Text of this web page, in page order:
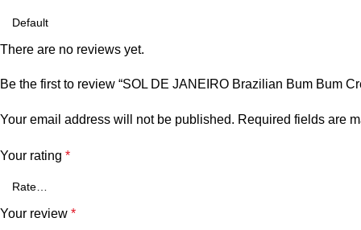
There are no reviews yet.
Be the first to review “SOL DE JANEIRO Brazilian Bum Bum
Your email address will not be published. Required fields are
Your rating *
Your review *